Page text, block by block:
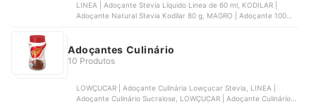
LINEA | Adoçante Stevia Líquido Linea de 60 ml, KODILAR |
Adoçante Natural Stevia Kodilar 80 g, MAGRO | Adoçante 100%
Adoçantes Culinário
10 Produtos
LOWÇUCAR | Adoçante Culinária Lowçucar Stevia, LINEA |
Adoçante Culinário Sucralose, LOWÇUCAR | Adoçante Culinário